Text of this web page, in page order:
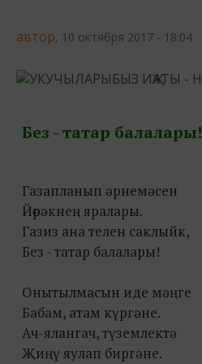
автор, 10 октября 2017 - 18:04
Без - татар балалары!
Газапланып әрнемәсен
Йөрәкнең яралары.
Газиз ана телен саклыйк,
Без - татар балалары!
Онытылмасын иде мәңге
Бабам, атам күргәне.
Ач-ялангач, түземлектә
Җиңү яулап биргәне.